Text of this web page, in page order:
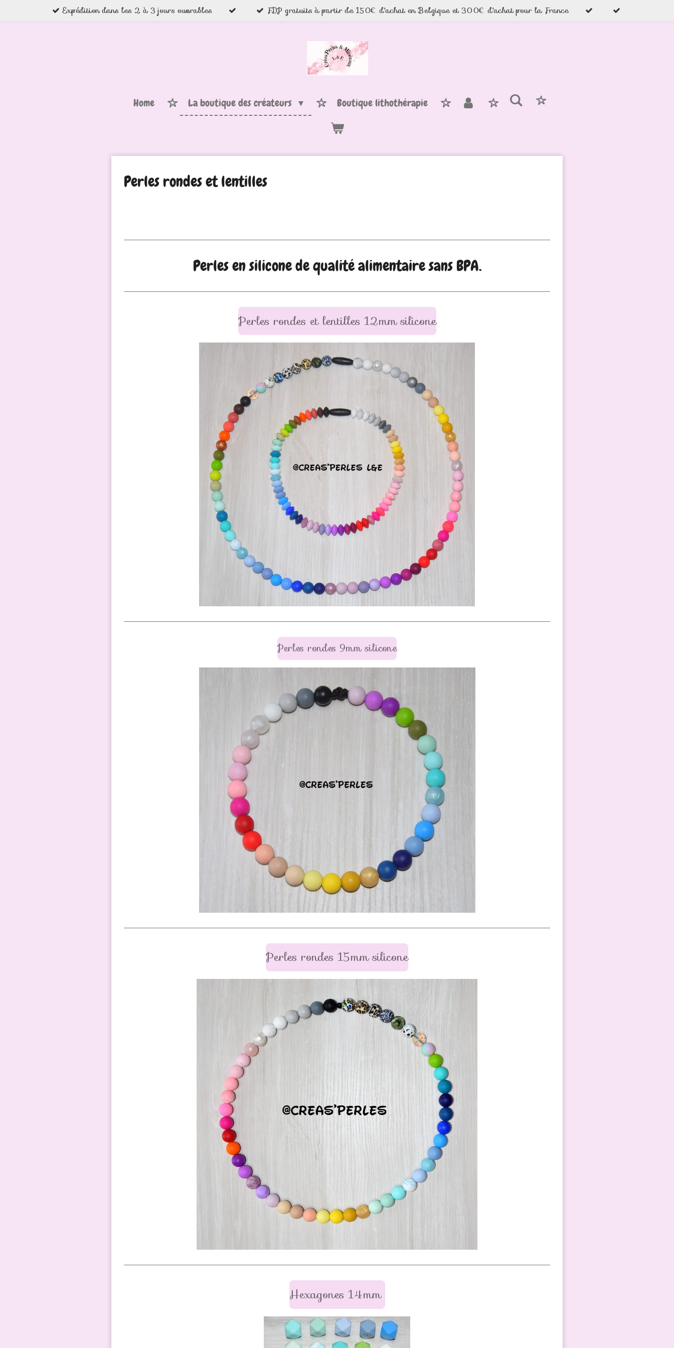
Expédition dans les 2 à 3 jours ouvrables FDP gratuits à partir de 150€ d'achat en Belgique et 300€ d'achat pour la France
Home La boutique des créateurs Boutique lithothérapie
Perles rondes et lentilles
Perles en silicone de qualité alimentaire sans BPA.
Perles rondes et lentilles 12mm silicone
Perles rondes 9mm silicone
Perles rondes 15mm silicone
Hexagones 14mm